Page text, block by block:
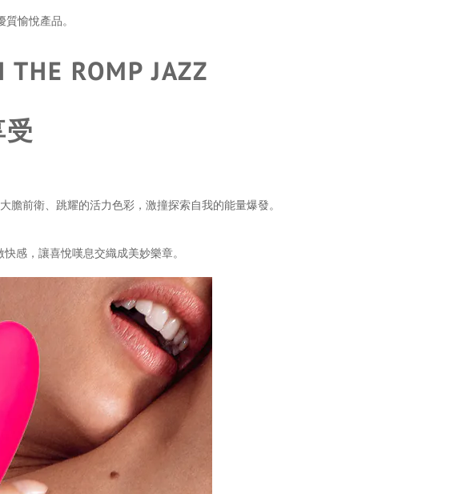
愉悅產品。
ROMP JAZZ
膽前衛、跳耀的活力色彩，激撞探索自我的能量爆發。
感，讓喜悅嘆息交織成美妙樂章。